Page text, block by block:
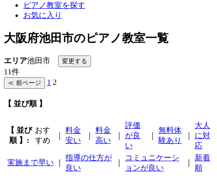
ピアノ教室を探す
お気に入り
大阪府池田市のピアノ教室一覧
エリア池田市
11件
1 2
【 並び順 】
【 並び
順 】:
おす
すめ
料金
安い
料金
高い
評価
が良
い
無料体
験あり
大人
に対
応
実施まで早い
指導の仕方が
良い
コミュニケーシ
ョンが良い
新着
順